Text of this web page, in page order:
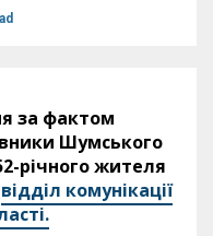
за фактом
Шумського
річного жителя
відділ комунікації